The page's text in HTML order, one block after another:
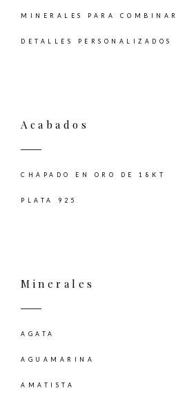
MINERALES PARA COMBINAR
DETALLES PERSONALIZADOS
Acabados
CHAPADO EN ORO DE 18KT
PLATA 925
Minerales
AGATA
AGUAMARINA
AMATISTA